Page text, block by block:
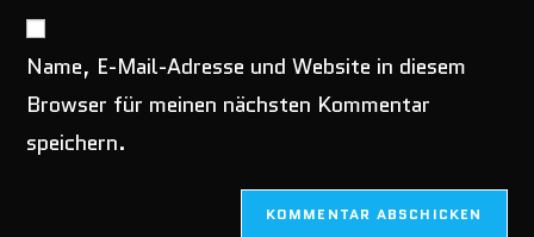
ein
Kommentieren
URL
ein
(optional)
Name, E-Mail-Adresse und Website in diesem
Browser für meinen nächsten Kommentar
speichern.